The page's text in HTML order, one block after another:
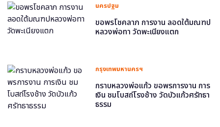
นครปฐม
ขอพรโชคลาภ การงาน ลอดใต้มณฑป
หลวงพ่อทา วัดพะเนียงแตก
กรุงเทพมหานครฯ
กราบหลวงพ่อแก้ว ขอพรการงาน การ
เงิน ชมโบสถ์โรงช้าง วัดบัวแก้วศรัทธา
ธรรม